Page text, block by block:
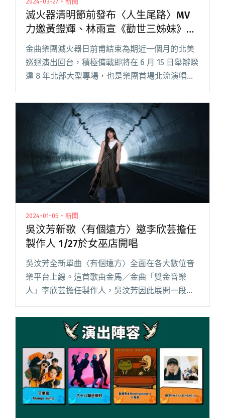
滅火器清明節前發布〈人生尾路〉MV
力邀黃鐙輝、林雨宣《勸世三姊妹》卡
司出演
金曲樂團滅火器日前甫結束為期近一個月的北美
巡迴演出回台，積極備戰即將在 6 月 15 日舉辦睽
違 8 年北部大型專場，也是樂團首場北流演唱會
《一生到底》，在思念故人的清明時節前一週，
推出敘述生死議題的〈人生尾路〉MV，由新銳導
演鄔鶴宏執導，閱讀全文 "滅火器清明節前發布
〈人生尾路〉MV 力邀黃鐙輝、林雨宣《勸世三姊
妹》卡司出演"
2024-01-05・新聞
吳汶芳新歌〈有個遠方〉邀李欣芸擔任
製作人 1/27於女巫店開唱
吳汶芳全新單曲〈有個遠方〉全面在各大數位音
樂平台上線。這首歌由金馬／金曲「雙金音樂
人」李欣芸擔任製作人，吳汶芳因此展開一段前
所未有的音樂奇幻之旅，亦師亦友的李欣芸，讓
一度有「不想唱」念頭的她，在創作的世界裡有
種被理解的感動。 歌曲靈感來自吳閱讀全文 "吳
於女巫店開唱"